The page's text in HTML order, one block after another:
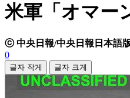
米軍「オマー
ⓒ 中央日報/中央日報日本語
0
글자 작게 글자 크게